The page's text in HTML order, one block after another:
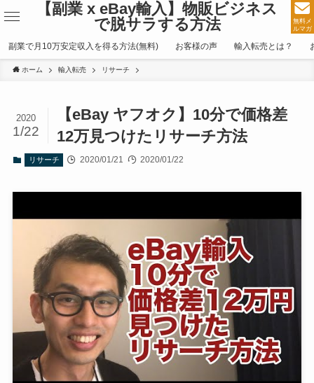
【副業 x eBay輸入】物販ビジネス
で脱サラする方法
無料メ
ルマガ
副業で月10万安定収入を得る方法(無料) お客様の声 輸入転売とは？
ホーム 輸入転売 リサーチ
【eBay ヤフオク】10分で価格差
12万見つけたリサーチ方法
2020
1/22
リサーチ 2020/01/21 2020/01/22